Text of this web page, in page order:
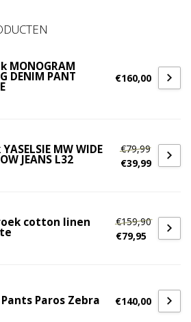
MONOGRAM
DENIM PANT €160,00
MW WIDE
JEANS L32
€79,99
€39,99
cotton linen
€159,90
€79,95
Paros Zebra €140,00